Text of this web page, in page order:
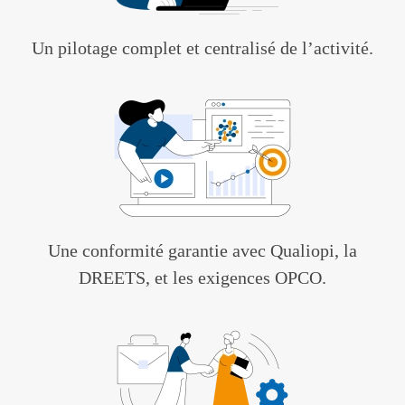
Un pilotage complet et centralisé de l’activité.
Une conformité garantie avec Qualiopi, la
DREETS, et les exigences OPCO.